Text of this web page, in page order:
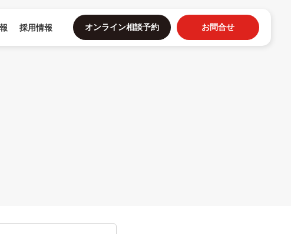
採用情報 オンライン相談予約 お問合せ